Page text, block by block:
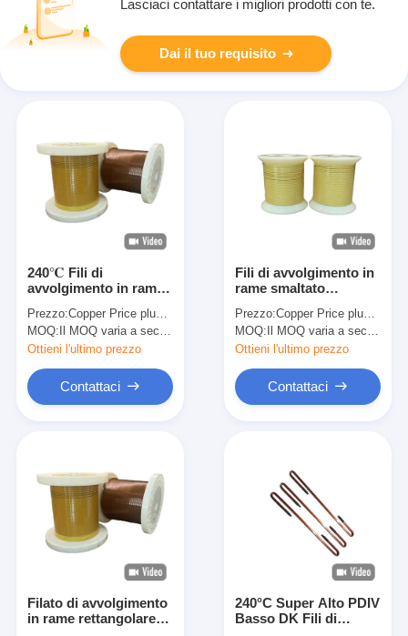
Lasciaci contattare i migliori prodotti con te.
Dai il tuo requisito
240℃ Fili di
avvolgimento in rame
Super High PDIV
(Low-DK) e resistenza
ATF e resistenza alla
corona HEVW-240CFL
Prezzo:Copper Price plus Processing Fee plus Freight
MOQ: Il MOQ varia a seconda della dimensione della specifica
Ottieni l'ultimo prezzo
Contattaci
Fili di avvolgimento in
rame smaltato
PDIV 240℃ HEVW-
240P per buona
resistenza al calore e
buone prestazioni
PDIV
Prezzo:Copper Price plus Processing Fee plus Freight
MOQ: Il MOQ varia a seconda della dimensione della specifica
Ottieni l'ultimo prezzo
Contattaci
Filato di avvolgimento
in rame rettangolare
240°C Super Alto PDIV
Basso DK Fili di